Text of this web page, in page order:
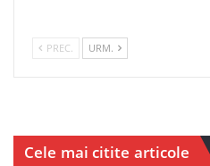
PREC. URM.
Cele mai citite articole